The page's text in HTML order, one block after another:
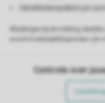
Handdoekenpakket per
Controle over